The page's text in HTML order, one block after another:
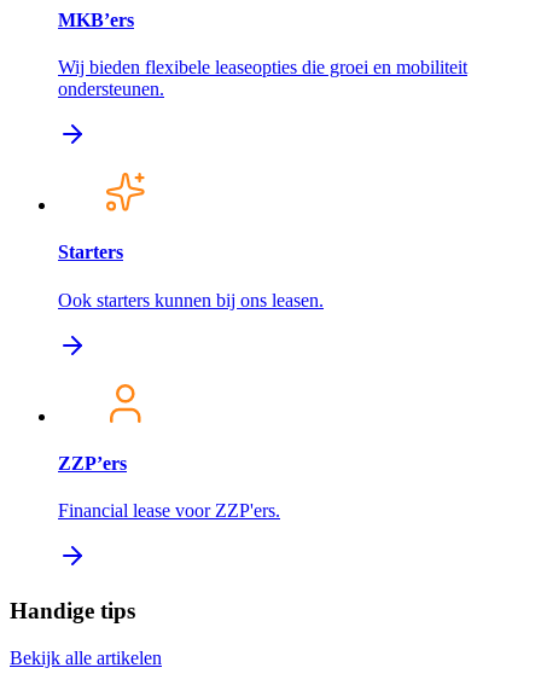
MKB’ers
Wij bieden flexibele leaseopties die groei en mobiliteit
ondersteunen.
Starters
Ook starters kunnen bij ons leasen.
ZZP’ers
Financial lease voor ZZP'ers.
Handige tips
Bekijk alle artikelen